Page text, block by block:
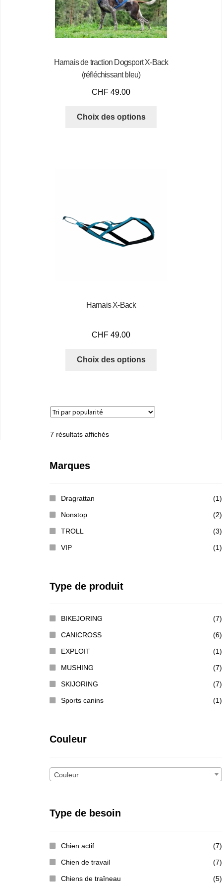
Harnais de traction Dogsport X-Back
(réfléchissant bleu)
CHF 49.00
Choix des options
Harnais X-Back
CHF 49.00
Choix des options
7 résultats affichés
Marques
Dragrattan (1)
Nonstop (2)
TROLL (3)
VIP (1)
Type de produit
BIKEJORING (7)
CANICROSS (6)
EXPLOIT (1)
MUSHING (7)
SKIJORING (7)
Sports canins (1)
Couleur
Couleur
Type de besoin
Chien actif (7)
Chien de travail (7)
Chiens de traîneau (5)